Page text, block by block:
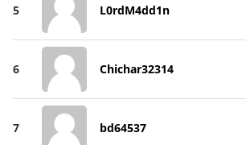
5 L0rdM4dd1n
6 Chichar32314
7 bd64537